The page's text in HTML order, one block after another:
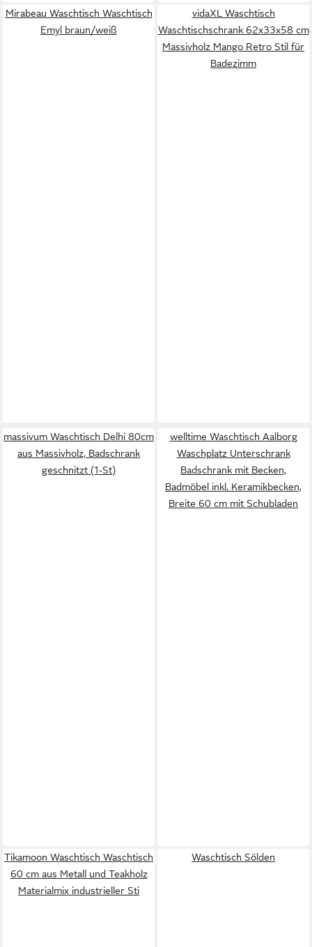
Mirabeau Waschtisch Waschtisch
Emyl braun/weiß
vidaXL Waschtisch
Waschtischschrank 62x33x58 cm
Massivholz Mango Retro Stil für
Badezimm
massivum Waschtisch Delhi 80cm
aus Massivholz, Badschrank
geschnitzt (1-St)
welltime Waschtisch Aalborg
Waschplatz Unterschrank
Badschrank mit Becken,
Badmöbel inkl. Keramikbecken,
Breite 60 cm mit Schubladen
Tikamoon Waschtisch Waschtisch
60 cm aus Metall und Teakholz
Materialmix industrieller Sti
Waschtisch Sölden